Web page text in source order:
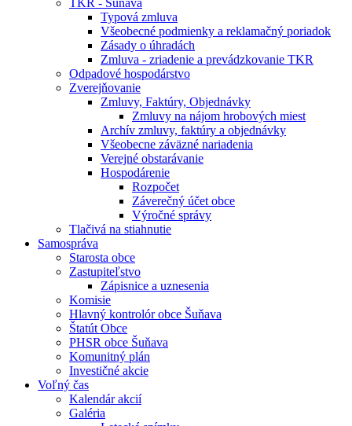
TKR - Šuňava
Typová zmluva
Všeobecné podmienky a reklamačný poriadok
Zásady o úhradách
Zmluva - zriadenie a prevádzkovanie TKR
Odpadové hospodárstvo
Zverejňovanie
Zmluvy, Faktúry, Objednávky
Zmluvy na nájom hrobových miest
Archív zmluvy, faktúry a objednávky
Všeobecne záväzné nariadenia
Verejné obstarávanie
Hospodárenie
Rozpočet
Záverečný účet obce
Výročné správy
Tlačivá na stiahnutie
Samospráva
Starosta obce
Zastupiteľstvo
Zápisnice a uznesenia
Komisie
Hlavný kontrolór obce Šuňava
Štatút Obce
PHSR obce Šuňava
Komunitný plán
Investičné akcie
Voľný čas
Kalendár akcií
Galéria